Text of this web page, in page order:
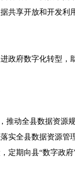
共享开放和开发利
府数字化转型，
动全县数据资源
实全县数据资源管
定期向县“数字政